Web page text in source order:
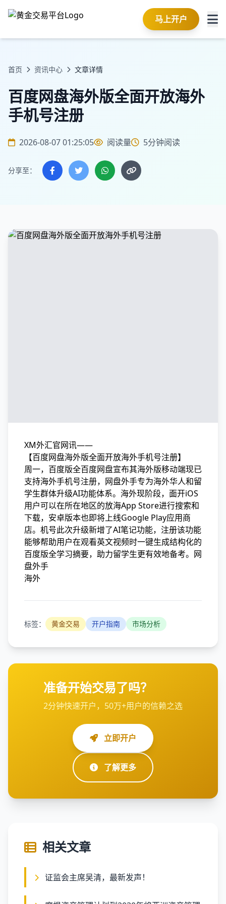
马上开户
首页 资讯中心 文章详情
百度网盘海外版全面开放海外
手机号注册
2026-08-07 01:25:05 阅读量 5分钟阅读
分享至：
XM外汇官网讯——
【百度网盘海外版全面开放海外手机号注册】
周一，百度版全百度网盘宣布其海外版移动端现已
支持海外手机号注册，网盘外手专为海外华人和留
学生群体升级AI功能体系。海外现阶段，面开iOS
用户可以在所在地区的放海App Store进行搜索和
下载，安卓版本也即将上线Google Play应用商
店。机号此次升级新增了AI笔记功能，注册该功能
能够帮助用户在观看英文视频时一键生成结构化的
百度版全学习摘要，助力留学生更有效地备考。网
盘外手
海外
标签： 黄金交易 开户指南 市场分析
准备开始交易了吗？
2分钟快速开户，50万+用户的信赖之选
立即开户
了解更多
相关文章
证监会主席吴清，最新发声！